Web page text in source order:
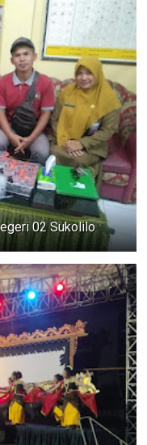
02 Sukolilo